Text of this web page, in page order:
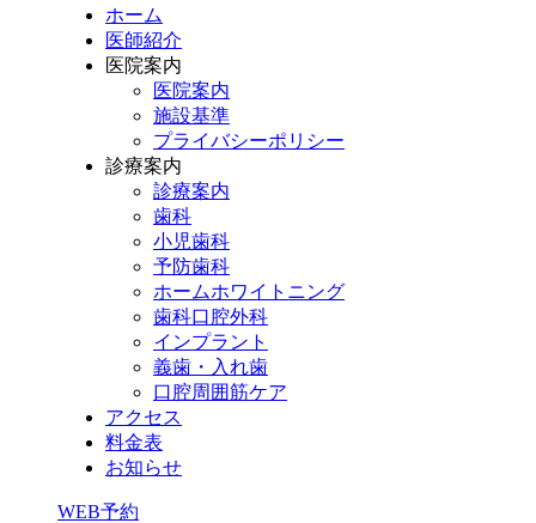
ホーム
医師紹介
医院案内
医院案内
施設基準
プライバシーポリシー
診療案内
診療案内
歯科
小児歯科
予防歯科
ホームホワイトニング
歯科口腔外科
インプラント
義歯・入れ歯
口腔周囲筋ケア
アクセス
料金表
お知らせ
WEB予約